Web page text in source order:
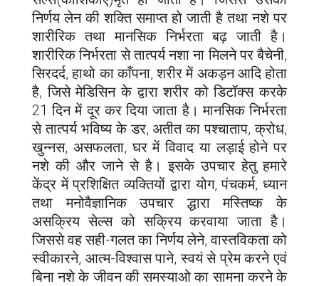
निर्णय लेन की शक्ति समाप्त हो जाती है तथा नशे पर
शारीरिक तथा मानसिक निर्भरता बढ़ जाती है।
शारीरिक निर्भरता से तात्पर्य नशा ना मिलने पर बैचेनी,
सिरदर्द, हाथो का काँपना, शरीर में अकड़न आदि होता
है, जिसे मेडिसिन के द्वारा शरीर को डिटॉक्स करके
21 दिन में दूर कर दिया जाता है। मानसिक निर्भरता
से तात्पर्य भविष्य के डर, अतीत का पश्चाताप, क्रोध,
खुन्नस, असफलता, घर में विवाद या लड़ाई होने पर
नशे की और जाने से है। इसके उपचार हेतु हमारे
केंद्र में प्रशिक्षित व्यक्तियों द्वारा योग, पंचकर्म, ध्यान
तथा मनोवैज्ञानिक उपचार द्धारा मस्तिष्क के
असक्रिय सेल्स को सक्रिय करवाया जाता है।
जिससे वह सही-गलत का निर्णय लेने, वास्तविकता को
स्वीकारने, आत्म-विश्वास पाने, स्वयं से प्रेम करने एवं
बिना नशे के जीवन की समस्याओ का सामना करने के